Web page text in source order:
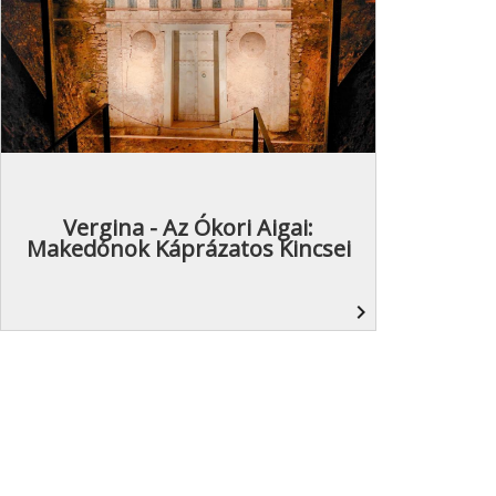
Vergina - Az Ókori Aigai:
Makedónok Káprázatos Kincsei
navigate_next